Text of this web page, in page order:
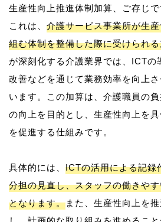
生産性向上推進体制加算、ご存じで
これは、 介護サービス事業所が生
組む体制を整備した際に受けられ
が深刻化する介護業界では、ICTの
改善などを通じて業務効率を向上
います。この加算は、介護職員の
の向上を目的とし、生産性向上を
を促進する仕組みです。
具体的には、 ICTの活用による記録
分担の見直し、スタッフの働きや
となります。また、生産性向上を